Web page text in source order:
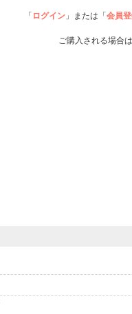
「 ログイン」または「 会員
ご購入される場合